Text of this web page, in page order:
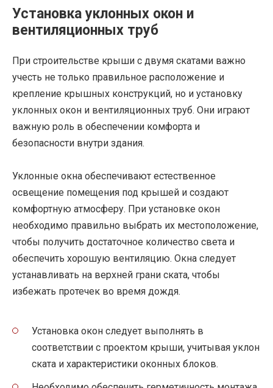
Установка уклонных окон и
вентиляционных труб
При строительстве крыши с двумя скатами важно
учесть не только правильное расположение и
крепление крышных конструкций, но и установку
уклонных окон и вентиляционных труб. Они играют
важную роль в обеспечении комфорта и
безопасности внутри здания.
Уклонные окна обеспечивают естественное
освещение помещения под крышей и создают
комфортную атмосферу. При установке окон
необходимо правильно выбрать их местоположение,
чтобы получить достаточное количество света и
обеспечить хорошую вентиляцию. Окна следует
устанавливать на верхней грани ската, чтобы
избежать протечек во время дождя.
Установка окон следует выполнять в
соответствии с проектом крыши, учитывая уклон
ската и характеристики оконных блоков.